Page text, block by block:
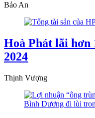
Bảo An
Hoà Phát lãi hơn
2024
Thịnh Vượng